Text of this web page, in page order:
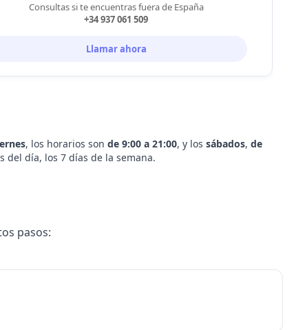
Consultas si te encuentras fuera de España
+34 937 061 509
Llamar ahora
, los horarios son de 9:00 a 21:00, y los sábados, de
del día, los 7 días de la semana.
pasos: